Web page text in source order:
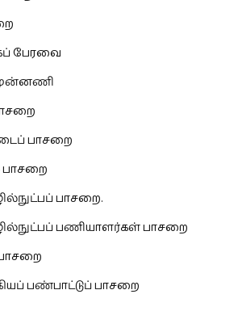
பேரவை
பாசறை
பாசறை
பாசறை.
பணியாளர்கள் பாசறை
பண்பாட்டுப் பாசறை